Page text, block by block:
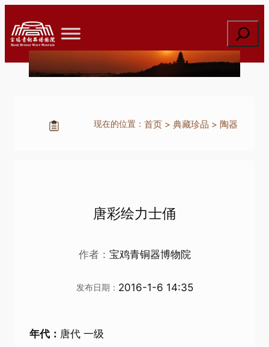
至
内
索
现在的位置： 首页 > 典藏珍品 > 陶器
唐彩绘力士俑
作者： 宝鸡青铜器博物院
发布日期： 2016-1-6 14:35
年代： 唐代 一级